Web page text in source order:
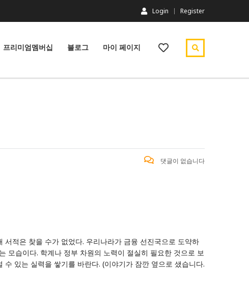
Login Register
프리미엄멤버십 블로그 마이 페이지
댓글이 없습니다
적은 찾을 수가 없었다. 우리나라가 금융 선진국으로 도약하
모습이다. 학계나 정부 차원의 노력이 절실히 필요한 것으로 보
있는 실력을 쌓기를 바란다. (이야기가 잠깐 옆으로 샜습니다.